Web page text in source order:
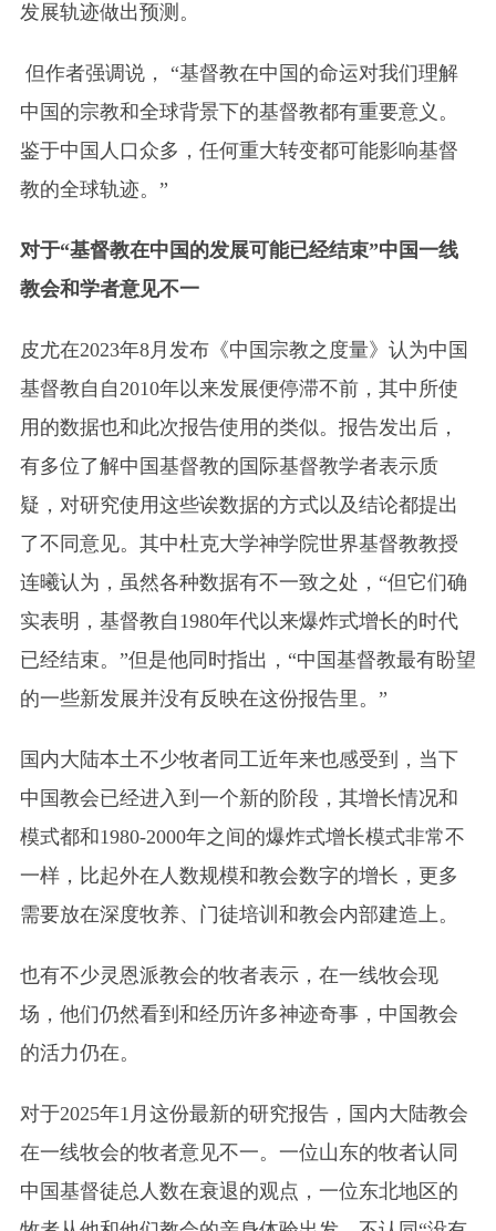
发展轨迹做出预测。
但作者强调说， “基督教在中国的命运对我们理解
中国的宗教和全球背景下的基督教都有重要意义。
鉴于中国人口众多，任何重大转变都可能影响基督
教的全球轨迹。”
对于“基督教在中国的发展可能已经结束”中国一线
教会和学者意见不一
皮尤在2023年8月发布《中国宗教之度量》认为中国
基督教自自2010年以来发展便停滞不前，其中所使
用的数据也和此次报告使用的类似。报告发出后，
有多位了解中国基督教的国际基督教学者表示质
疑，对研究使用这些诶数据的方式以及结论都提出
了不同意见。其中杜克大学神学院世界基督教教授
连曦认为，虽然各种数据有不一致之处，“但它们确
实表明，基督教自1980年代以来爆炸式增长的时代
已经结束。”但是他同时指出，“中国基督教最有盼望
的一些新发展并没有反映在这份报告里。”
国内大陆本土不少牧者同工近年来也感受到，当下
中国教会已经进入到一个新的阶段，其增长情况和
模式都和1980-2000年之间的爆炸式增长模式非常不
一样，比起外在人数规模和教会数字的增长，更多
需要放在深度牧养、门徒培训和教会内部建造上。
也有不少灵恩派教会的牧者表示，在一线牧会现
场，他们仍然看到和经历许多神迹奇事，中国教会
的活力仍在。
对于2025年1月这份最新的研究报告，国内大陆教会
在一线牧会的牧者意见不一。一位山东的牧者认同
中国基督徒总人数在衰退的观点，一位东北地区的